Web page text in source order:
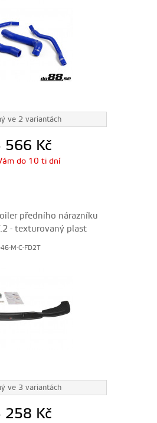
ve 2 variantách
566 Kč
do 10 ti dní
předního nárazníku
- texturovaný plast
M-C-FD2T
ve 3 variantách
258 Kč